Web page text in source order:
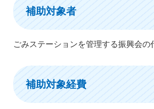
補助対象者
ごみステーションを管理する振興会の
補助対象経費